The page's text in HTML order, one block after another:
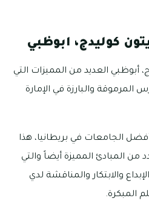
كوليدج، ابوظبي
أبوظبي العديد من المميزات التي
والبارزة في الإمارة
الجامعات في بريطانيا، هذا
من المبادئ المميزة أيضاً والتي
والابتكار والمناقشة لدي
المبكرة.